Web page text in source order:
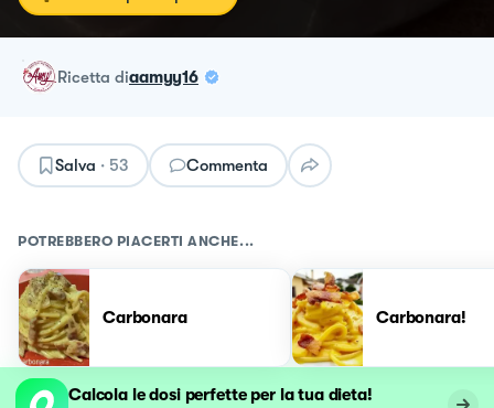
ricetta diaamyy16
Salva · 53 Commenta
POTREBBERO PIACERTI ANCHE...
Carbonara Carbonara!
Calcola le dosi perfette per la tua dieta!